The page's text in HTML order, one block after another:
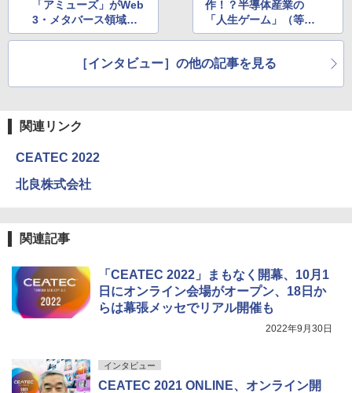
「アミューズ」がWeb
3・メタバース領域の
エンタメ新会社を設
作！？半導体産業の
「人生ゲーム」（等身
大）が幕張メッセに登
イ無料
［インタビュー］の他の記事を見る
関連リンク
CEATEC 2022
北良株式会社
関連記事
「CEATEC 2022」まもなく開幕、10月1
日にオンライン会場がオープン、18日か
らは幕張メッセでリアル開催も
2022年9月30日
インタビュー
CEATEC 2021 ONLINE、オンライン開